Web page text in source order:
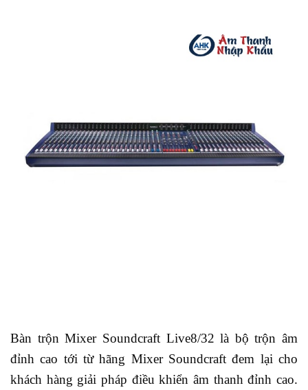
Bàn trộn Mixer Soundcraft Live8/32 là bộ trộn âm
đỉnh cao tới từ hãng Mixer Soundcraft đem lại cho
khách hàng giải pháp điều khiển âm thanh đỉnh cao.